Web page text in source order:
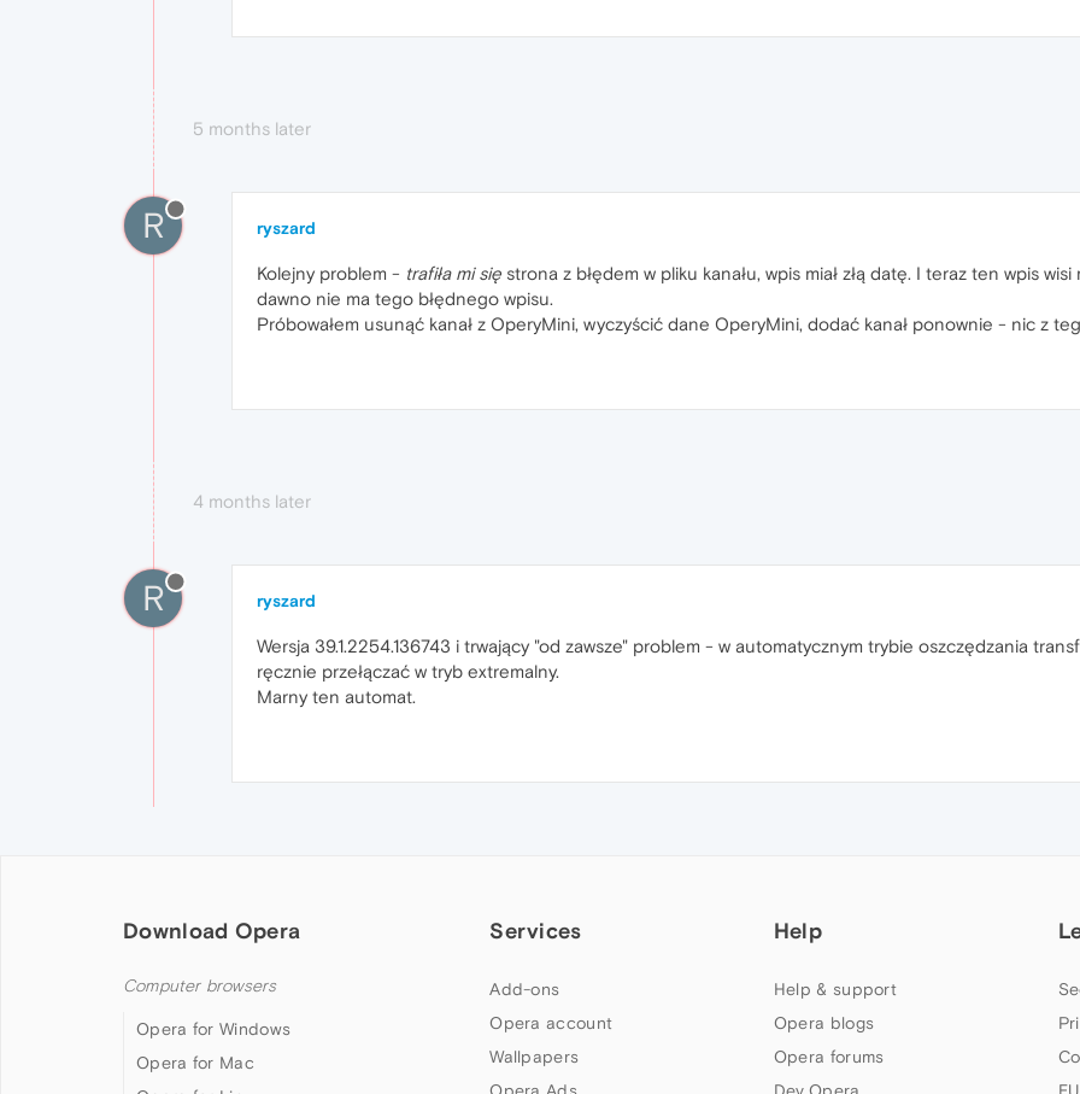
5 months later
R ryszard
Kolejny problem - trafiła mi się strona z błędem w pliku kanału, wpis miał złą datę. I teraz ten wpis
dawno nie ma tego błędnego wpisu.
Próbowałem usunąć kanał z OperyMini, wyczyścić dane OperyMini, dodać kanał ponownie - nic z
4 months later
R ryszard
Wersja 39.1.2254.136743 i trwający "od zawsze" problem - w automatycznym trybie oszczędzania
ręcznie przełączać w tryb extremalny.
Marny ten automat.
Download Opera
Computer browsers
Opera for Windows
Opera for Mac
Services
Add-ons
Opera account
Wallpapers
Help
Help & support
Opera blogs
Opera forums